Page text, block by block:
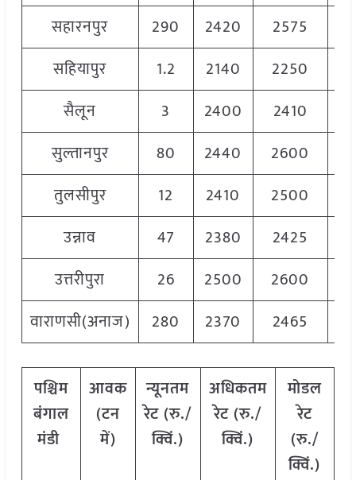
सहारनपुर
290 2420 2575
सहियापुर
1.2 2140 2250
सैलून
3 2400 2410
सुल्तानपुर
80 2440 2600
तुलसीपुर
12 2410 2500
उन्नाव
47 2380 2425
उत्तरीपुरा
26 2500 2600
वाराणसी(अनाज)
280 2370 2465
पश्चिम
बंगाल
मंडी
आवक
(टन
में)
न्यूनतम
रेट (रु./
क्विं.)
अधिकतम
रेट (रु./
क्विं.)
मोडल
रेट
(रु./
क्विं.)